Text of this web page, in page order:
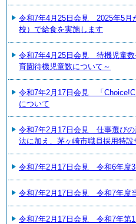
令和7年4月25日会見 2025年5月
校）で給食を実施します
令和7年4月25日会見 待機児童数
育園待機児童数について～
令和7年2月17日会見 「
について
令和7年2月17日会見 仕事選び
法に加え、茅ヶ崎市職員採用特設
令和7年2月17日会見 令和6年度
令和7年2月17日会見 令和7年度
令和7年2月17日会見 令和7年第